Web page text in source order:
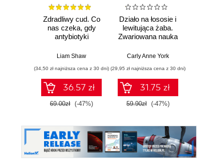
Zdradliwy cud. Co
nas czeka, gdy
antybiotyki
Liam Shaw
(34,50 zł najniższa cena z 30 dni)
36.57 zł
69.00zł (-47%)
Działo na łososie i
lewitująca żaba.
Zwariowana nauka
poważne odkrycia
Carly Anne York
(29,95 zł najniższa cena z 30 dni)
31.75 zł
59.90zł (-47%)